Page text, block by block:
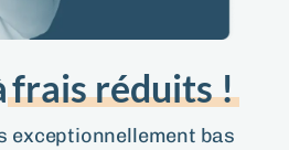
frais réduits !
exceptionnellement bas